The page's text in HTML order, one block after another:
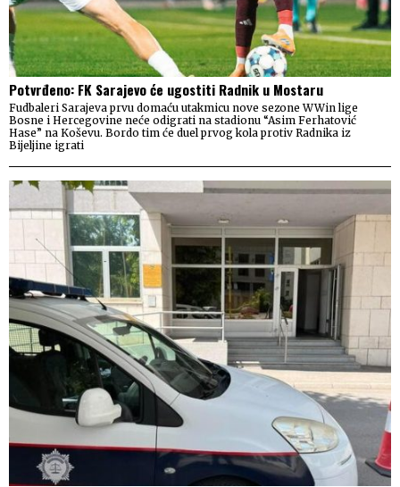
Potvrđeno: FK Sarajevo će ugostiti Radnik u Mostaru
Fudbaleri Sarajeva prvu domaću utakmicu nove sezone WWin lige
Bosne i Hercegovine neće odigrati na stadionu “Asim Ferhatović
Hase” na Koševu. Bordo tim će duel prvog kola protiv Radnika iz
Bijeljine igrati